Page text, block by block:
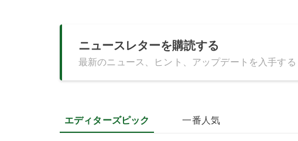
ニュースレターを購読する
最新のニュース、ヒント、アップデートを入手する
エディターズピック 一番人気